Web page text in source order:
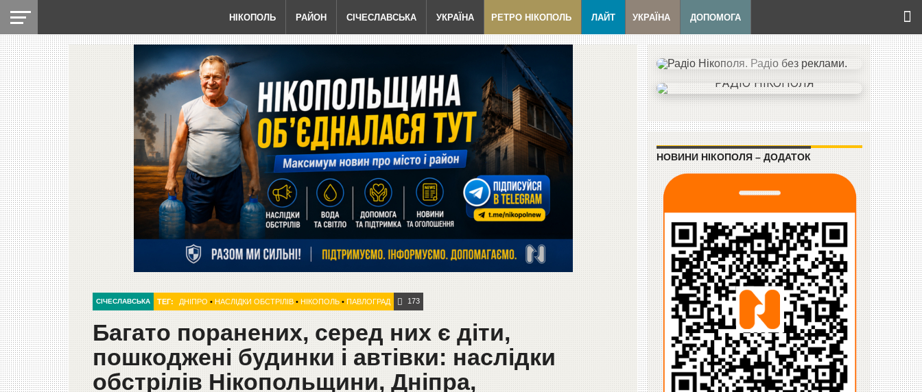
НІКОПОЛЬ РАЙОН СІЧЕСЛАВСЬКА УКРАЇНА РЕТРО НІКОПОЛЬ ЛАЙТ УКРАЇНА ДОПОМОГА
СІЧЕСЛАВСЬКА ТЕГ: ДНІПРО • НАСЛІДКИ ОБСТРІЛІВ• НІКОПОЛЬ• ПАВЛОГРАД 173
Багато поранених, серед них є діти,
пошкоджені будинки і автівки: наслідки
обстрілів Нікопольщини, Дніпра,
НОВИНИ НІКОПОЛЯ – ДОДАТОК